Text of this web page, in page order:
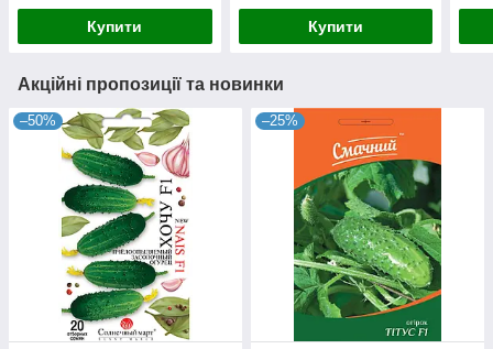
Купити Купити
Акційні пропозиції та новинки
–50% –25%